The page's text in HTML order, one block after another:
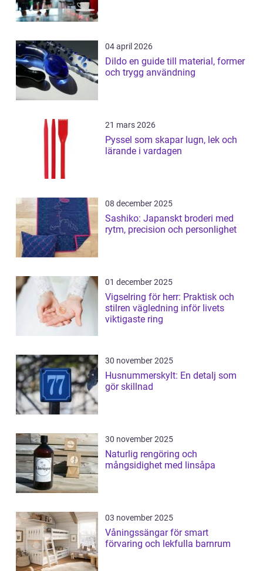
04 april 2026
Dildo en guide till material, former
och trygg användning
21 mars 2026
Pyssel som skapar lugn, lek och
lärande i vardagen
08 december 2025
Sashiko: Japanskt broderi med
rytm, precision och personlighet
01 december 2025
Vigselring för herr: Praktisk och
stilren vägledning inför livets
viktigaste ring
30 november 2025
Husnummerskylt: En detalj som
gör skillnad
30 november 2025
Naturlig rengöring och
mångsidighet med linsåpa
03 november 2025
Våningssängar för smart
förvaring och lekfulla barnrum